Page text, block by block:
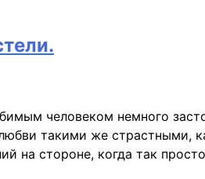
человеком немного
такими же страстными,
на стороне, когда так